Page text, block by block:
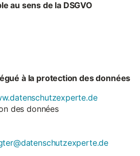
au sens de la DSGVO
à la protection des données
des données